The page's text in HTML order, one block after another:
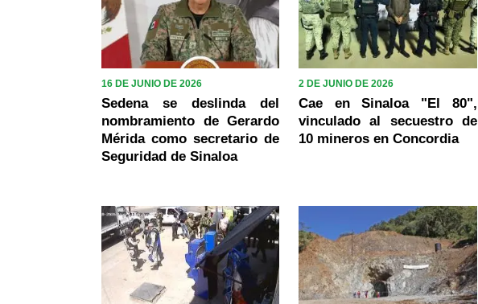
16 DE JUNIO DE 2026
Sedena se deslinda del
nombramiento de Gerardo
Mérida como secretario de
Seguridad de Sinaloa
2 DE JUNIO DE 2026
Cae en Sinaloa "El 80",
vinculado al secuestro de
10 mineros en Concordia